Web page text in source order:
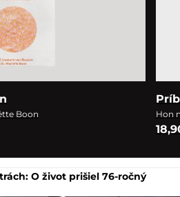
Boon Hon
O život prišiel 76-ročný